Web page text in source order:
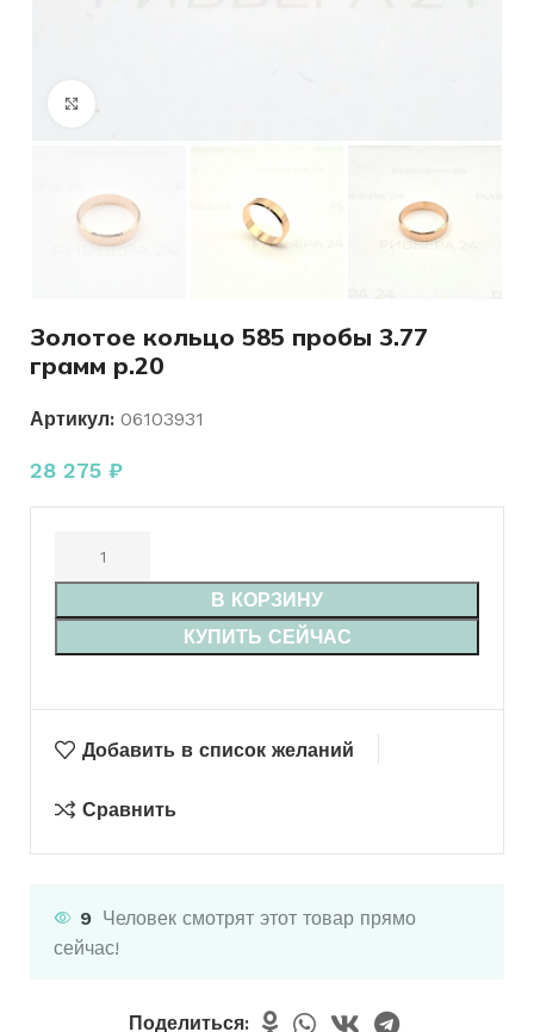
Золотое кольцо 585 пробы 3.77
грамм р.20
Артикул: 06103931
28 275 ₽
В КОРЗИНУ
КУПИТЬ СЕЙЧАС
Добавить в список желаний
Сравнить
9 Человек смотрят этот товар прямо
сейчас!
Поделиться: